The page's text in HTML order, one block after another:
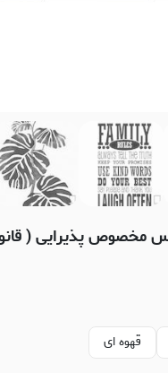
مخصوص پذیرایی (
قهوه ای